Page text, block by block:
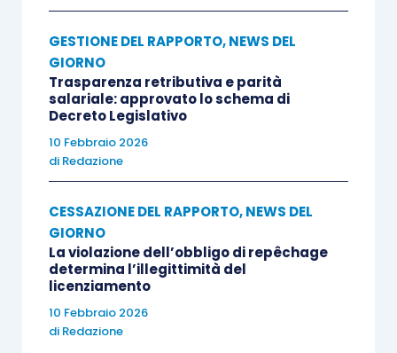
GESTIONE DEL RAPPORTO,NEWS DEL
GIORNO
Trasparenza retributiva e parità
salariale: approvato lo schema di
Decreto Legislativo
10 Febbraio 2026
di Redazione
CESSAZIONE DEL RAPPORTO,NEWS DEL
GIORNO
La violazione dell’obbligo di repêchage
determina l’illegittimità del
licenziamento
10 Febbraio 2026
di Redazione